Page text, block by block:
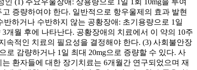
증량하여야 한다. 일반적으로 항우울제의 효과 발현
하거나 수반하지 않는 공황장애: 초기용량으로 1일
개월 후에 나타난다. 공황장애의 치료에서 이 약의 10주
속적인 치료의 필요성을 결정해야 한다. (3) 사회불안장
로 감량하거나 1일 최대 20mg으로 증량할 수 있다. 사
환자들에 대한 장기치료는 6개월간 연구되었으며 재